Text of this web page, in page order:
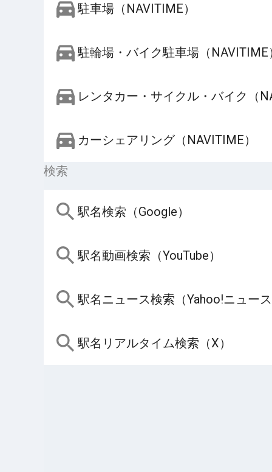
駐車場（NAVITIME）
駐輪場・バイク駐車場（NAVITIME
レンタカー・サイクル・バイク（
カーシェアリング（NAVITIME）
検索
駅名検索（Google）
駅名動画検索（YouTube）
駅名ニュース検索（Yahoo!ニュー
駅名リアルタイム検索（X）